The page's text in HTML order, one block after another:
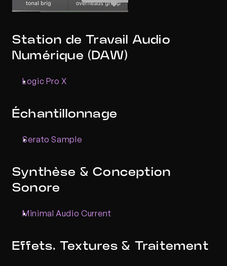
Station de Travail Audio
Numérique (DAW)
Logic Pro X
Échantillonnage
Serato Sample
Synthèse & Conception
Sonore
Minimal Audio Current
Effets, Textures & Traitement